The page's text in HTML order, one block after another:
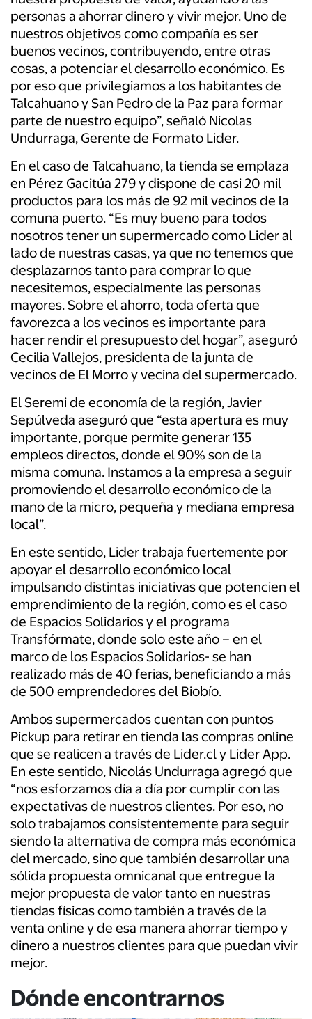
personas a ahorrar dinero y vivir mejor. Uno de
nuestros objetivos como compañía es ser
buenos vecinos, contribuyendo, entre otras
cosas, a potenciar el desarrollo económico. Es
por eso que privilegiamos a los habitantes de
Talcahuano y San Pedro de la Paz para formar
parte de nuestro equipo”, señaló Nicolas
Undurraga, Gerente de Formato Lider.
En el caso de Talcahuano, la tienda se emplaza
en Pérez Gacitúa 279 y dispone de casi 20 mil
productos para los más de 92 mil vecinos de la
comuna puerto. “Es muy bueno para todos
nosotros tener un supermercado como Lider al
lado de nuestras casas, ya que no tenemos que
desplazarnos tanto para comprar lo que
necesitemos, especialmente las personas
mayores. Sobre el ahorro, toda oferta que
favorezca a los vecinos es importante para
hacer rendir el presupuesto del hogar”, aseguró
Cecilia Vallejos, presidenta de la junta de
vecinos de El Morro y vecina del supermercado.
El Seremi de economía de la región, Javier
Sepúlveda aseguró que “esta apertura es muy
importante, porque permite generar 135
empleos directos, donde el 90% son de la
misma comuna. Instamos a la empresa a seguir
promoviendo el desarrollo económico de la
mano de la micro, pequeña y mediana empresa
local”.
En este sentido, Lider trabaja fuertemente por
apoyar el desarrollo económico local
impulsando distintas iniciativas que potencien el
emprendimiento de la región, como es el caso
de Espacios Solidarios y el programa
Transfórmate, donde solo este año – en el
marco de los Espacios Solidarios- se han
realizado más de 40 ferias, beneficiando a más
de 500 emprendedores del Biobío.
Ambos supermercados cuentan con puntos
Pickup para retirar en tienda las compras online
que se realicen a través de Lider.cl y Lider App.
En este sentido, Nicolás Undurraga agregó que
“nos esforzamos día a día por cumplir con las
expectativas de nuestros clientes. Por eso, no
solo trabajamos consistentemente para seguir
siendo la alternativa de compra más económica
del mercado, sino que también desarrollar una
sólida propuesta omnicanal que entregue la
mejor propuesta de valor tanto en nuestras
tiendas físicas como también a través de la
venta online y de esa manera ahorrar tiempo y
dinero a nuestros clientes para que puedan vivir
mejor.
Dónde encontrarnos